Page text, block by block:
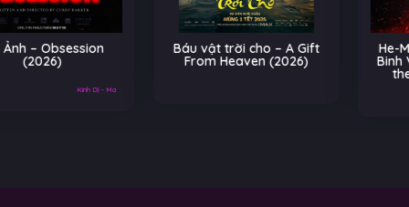
Báu vật trời cho – A Gift
From Heaven (2026)
He-Man và Những Chiến
Binh Vũ Trụ – Masters of